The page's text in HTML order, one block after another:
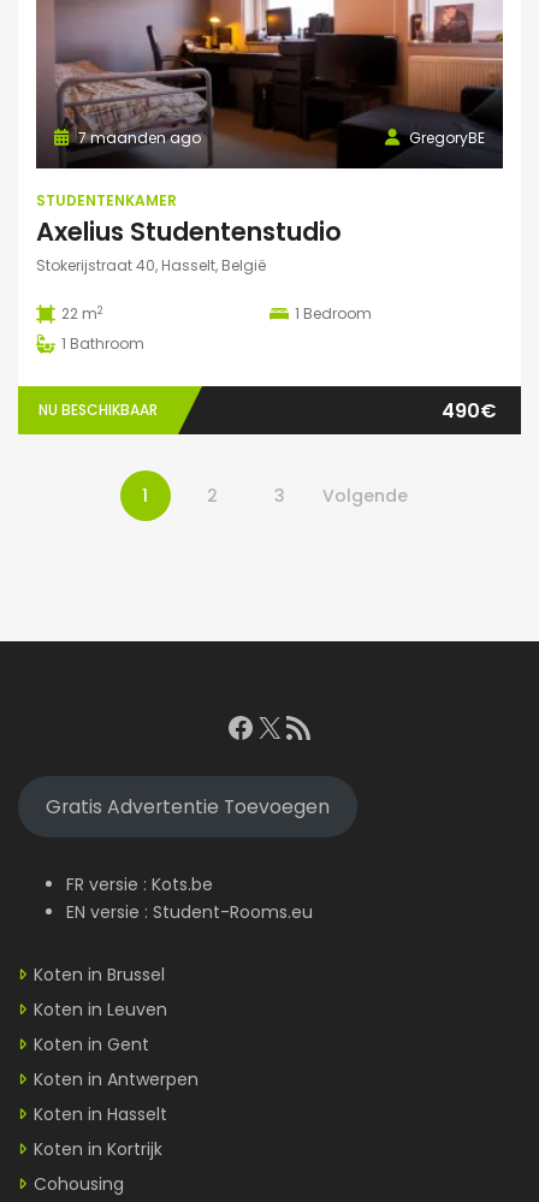
GregoryBE
7 maanden ago
STUDENTENKAMER
Axelius Studentenstudio
Stokerijstraat 40, Hasselt, België
22 m2 1 Bedroom
1 Bathroom
NU BESCHIKBAAR 490€
1 2 3 Volgende
Facebook
X RSS feed
Gratis Advertentie Toevoegen
FR versie : Kots.be
EN versie : Student-Rooms.eu
Koten in Brussel
Koten in Leuven
Koten in Gent
Koten in Antwerpen
Koten in Hasselt
Koten in Kortrijk
Cohousing